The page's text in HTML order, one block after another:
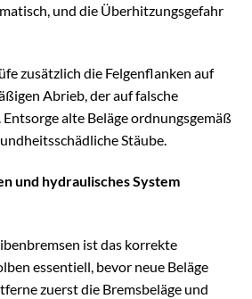
und die Überhitzungsgefahr
zusätzlich die Felgenflanken auf
Abrieb, der auf falsche
alte Beläge ordnungsgemäß
Stäube.
und hydraulisches System
ist das korrekte
essentiell, bevor neue Beläge
zuerst die Bremsbeläge und